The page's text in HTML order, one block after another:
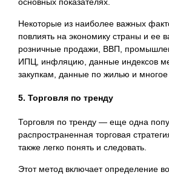
Некоторые из наиболее важных
повлиять на экономику страны и ее
розничные продажи, ВВП,
ИПЦ, инфляцию, данные индексов
закупкам, данные по жилью и многое
5. Торговля по тренду
Торговля по тренду — еще одна
распространенная торговая
также легко понять и следовать.
Этот метод включает определение